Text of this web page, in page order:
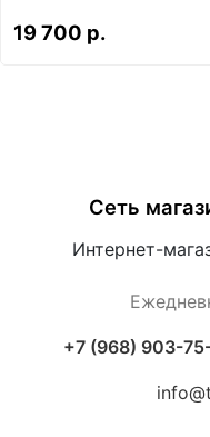
19 700 р.
Сеть
Интернет-
+7 (968) 903-